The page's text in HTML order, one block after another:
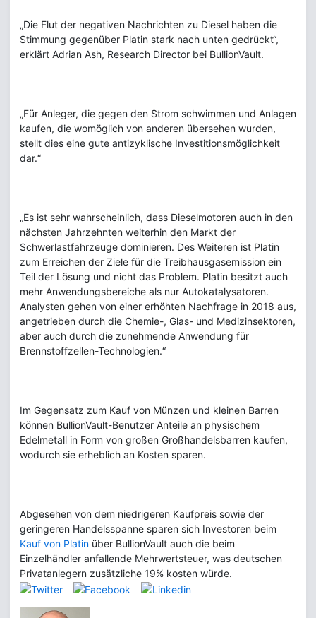
„Die Flut der negativen Nachrichten zu Diesel haben die
Stimmung gegenüber Platin stark nach unten gedrückt“,
erklärt Adrian Ash, Research Director bei BullionVault.
„Für Anleger, die gegen den Strom schwimmen und Anlagen
kaufen, die womöglich von anderen übersehen wurden,
stellt dies eine gute antizyklische Investitionsmöglichkeit
dar.“
„Es ist sehr wahrscheinlich, dass Dieselmotoren auch in den
nächsten Jahrzehnten weiterhin den Markt der
Schwerlastfahrzeuge dominieren. Des Weiteren ist Platin
zum Erreichen der Ziele für die Treibhausgasemission ein
Teil der Lösung und nicht das Problem. Platin besitzt auch
mehr Anwendungsbereiche als nur Autokatalysatoren.
Analysten gehen von einer erhöhten Nachfrage in 2018 aus,
angetrieben durch die Chemie-, Glas- und Medizinsektoren,
aber auch durch die zunehmende Anwendung für
Brennstoffzellen-Technologien.“
Im Gegensatz zum Kauf von Münzen und kleinen Barren
können BullionVault-Benutzer Anteile an physischem
Edelmetall in Form von großen Großhandelsbarren kaufen,
wodurch sie erheblich an Kosten sparen.
Abgesehen von dem niedrigeren Kaufpreis sowie der
geringeren Handelsspanne sparen sich Investoren beim
Kauf von Platin über BullionVault auch die beim
Einzelhändler anfallende Mehrwertsteuer, was deutschen
Privatanlegern zusätzliche 19% kosten würde.